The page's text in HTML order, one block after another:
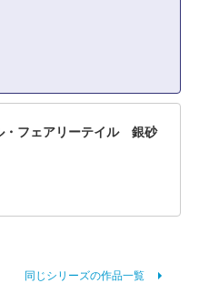
・フェアリーテイル 銀砂
同じシリーズの作品一覧